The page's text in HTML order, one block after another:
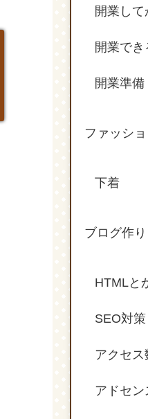
開業して
開業でき
開業準備
ファッシ
下着
ブログ作り
HTMLと
SEO対策
アクセ
アドセン